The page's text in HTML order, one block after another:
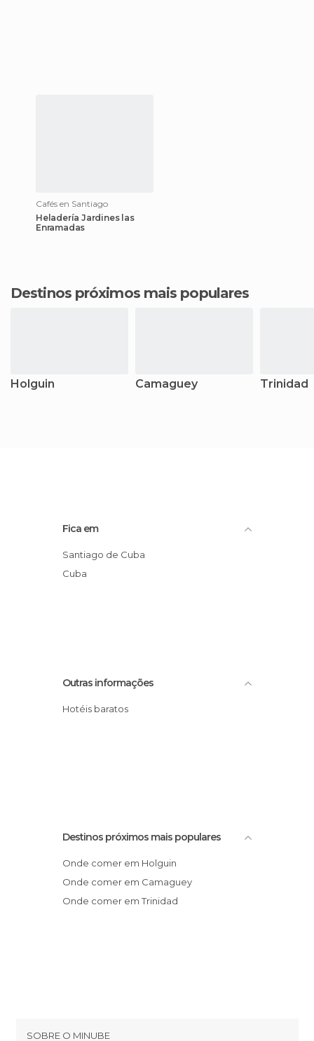
Cafés en Santiago
Heladería Jardines las
Enramadas
Destinos próximos mais populares
Holguin Camaguey Trinidad
Fica em
Santiago de Cuba
Cuba
Outras informações
Hotéis baratos
Destinos próximos mais populares
Onde comer em Holguin
Onde comer em Camaguey
Onde comer em Trinidad
SOBRE O MINUBE